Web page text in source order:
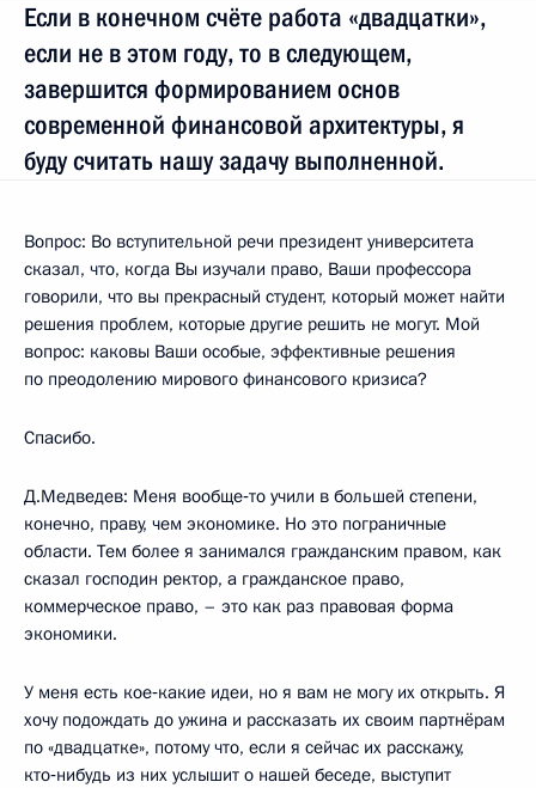
Если в конечном счёте работа «двадцатки»,
если не в этом году, то в следующем,
завершится формированием основ
современной финансовой архитектуры, я
буду считать нашу задачу выполненной.
Вопрос: Во вступительной речи президент университета
сказал, что, когда Вы изучали право, Ваши профессора
говорили, что вы прекрасный студент, который может найти
решения проблем, которые другие решить не могут. Мой
вопрос: каковы Ваши особые, эффективные решения
по преодолению мирового финансового кризиса?
Спасибо.
Д.Медведев: Меня вообще‑то учили в большей степени,
конечно, праву, чем экономике. Но это пограничные
области. Тем более я занимался гражданским правом, как
сказал господин ректор, а гражданское право,
коммерческое право, – это как раз правовая форма
экономики.
У меня есть кое‑какие идеи, но я вам не могу их открыть. Я
хочу подождать до ужина и рассказать их своим партнёрам
по «двадцатке», потому что, если я сейчас их расскажу,
кто‑нибудь из них услышит о нашей беседе, выступит